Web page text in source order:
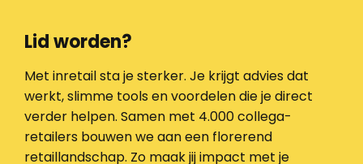
Lid worden?
Met inretail sta je sterker. Je krijgt advies dat
werkt, slimme tools en voordelen die je direct
verder helpen. Samen met 4.000 collega-
retailers bouwen we aan een florerend
retaillandschap. Zo maak jij impact met je